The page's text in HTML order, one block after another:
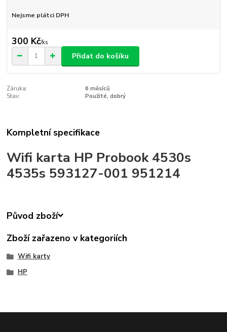
Nejsme plátci DPH
300 Kč/ks
Přidat do košíku
Záruka:
6 měsíců
Stav:
Použité, dobrý
Kompletní specifikace
Wifi karta HP Probook 4530s
4535s 593127-001 951214
Původ zboží
Zboží zařazeno v kategoriích
Wifi karty
HP